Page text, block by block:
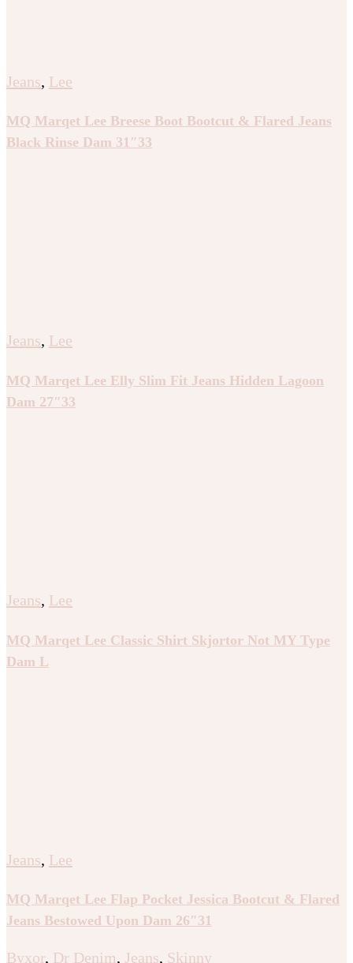
Jeans, Lee
MQ Marqet Lee Breese Boot Bootcut & Flared Jeans
Black Rinse Dam 31″33
Jeans, Lee
MQ Marqet Lee Elly Slim Fit Jeans Hidden Lagoon
Dam 27″33
Jeans, Lee
MQ Marqet Lee Classic Shirt Skjortor Not MY Type
Dam L
Jeans, Lee
MQ Marqet Lee Flap Pocket Jessica Bootcut & Flared
Jeans Bestowed Upon Dam 26″31
Byxor, Dr Denim, Jeans, Skinny